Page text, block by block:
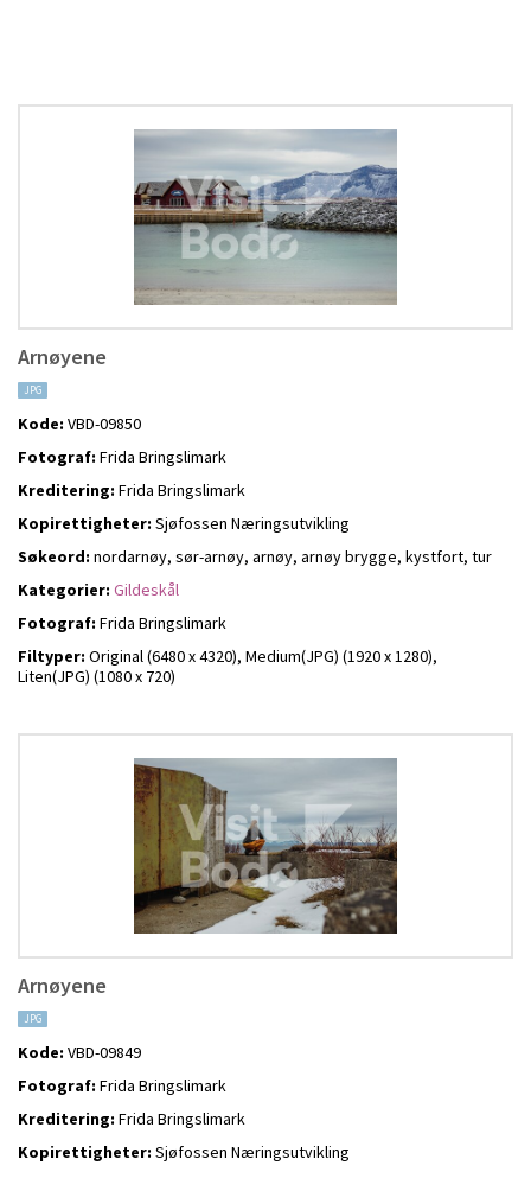
Arnøyene
JPG
Kode: VBD-09850
Fotograf: Frida Bringslimark
Kreditering: Frida Bringslimark
Kopirettigheter: Sjøfossen Næringsutvikling
Søkeord: nordarnøy, sør-arnøy, arnøy, arnøy brygge, kystfort, tur
Kategorier: Gildeskål
Fotograf: Frida Bringslimark
Filtyper: Original (6480 x 4320), Medium(JPG) (1920 x 1280),
Liten(JPG) (1080 x 720)
Arnøyene
JPG
Kode: VBD-09849
Fotograf: Frida Bringslimark
Kreditering: Frida Bringslimark
Kopirettigheter: Sjøfossen Næringsutvikling